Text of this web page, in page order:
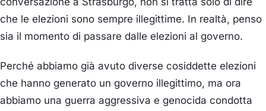
che le elezioni sono sempre illegittime. In realtà, penso
sia il momento di passare dalle elezioni al governo.
Perché abbiamo già avuto diverse cosiddette elezioni
che hanno generato un governo illegittimo, ma ora
abbiamo una guerra aggressiva e genocida condotta